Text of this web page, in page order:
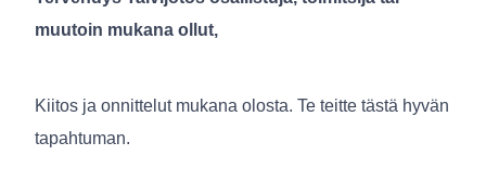
muutoin mukana ollut,
Kiitos ja onnittelut mukana olosta. Te teitte tästä hyvän
tapahtuman.